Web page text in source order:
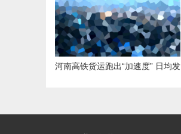
河南高铁货运跑出“加速度” 日均发